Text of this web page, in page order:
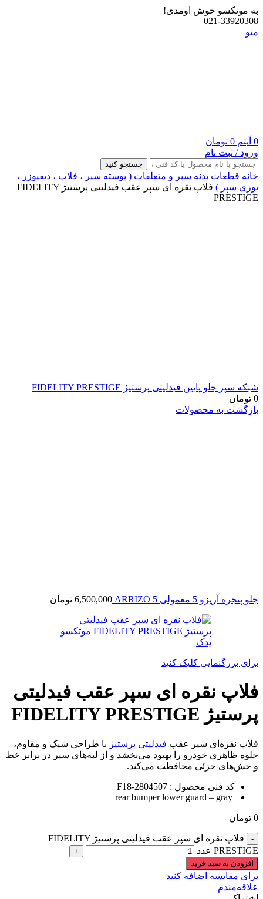
به موتکسو خوش اومدی!
021-33920308
منو
0 آیتم 0 تومان
ورود / ثبت نام
جستجو کنید
خانه قطعات بدنه سپر و متعلقات ( پوسته سپر ، فلاپ ، دیفیوزر ،
توری سپر )
فلاپ نقره ای سپر عقب فیدلیتی پرستیژ FIDELITY
PRESTIGE
شبکه سپر جلو پایین فیدلیتی پرستیژ FIDELITY PRESTIGE
0 تومان
بازگشت به محصولات
جلو پنجره آریزو 5 معمولی ARRIZO 5 6,500,000 تومان
برای بزرگنمایی کلیک کنید
فلاپ نقره ای سپر عقب فیدلیتی
پرستیژ FIDELITY PRESTIGE
فلاپ نقره‌ای سپر عقب فیدلیتی پرستیژ با طراحی شیک و مقاوم،
جلوه ظاهری خودرو را بهبود می‌بخشد و از لبه‌های سپر در برابر خط
و خش‌های جزئی محافظت می‌کند.
کد فنی محصول : F18-2804507
0 تومان
فلاپ نقره ای سپر عقب فیدلیتی پرستیژ FIDELITY
PRESTIGE عدد
افزودن به سبد خرید
برای مقایسه اضافه کنید
علاقه‌مندم